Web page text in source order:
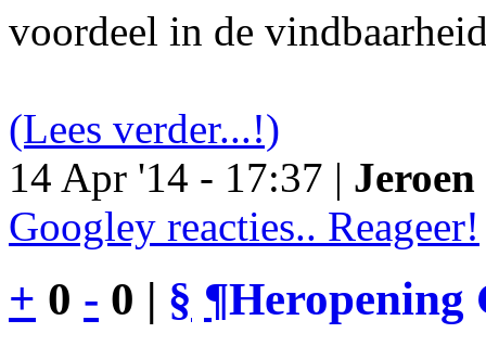
voordeel in de
(Lees verder...!)
14 Apr '14 - 17:37 |
Googley reacties.. Reageer!
+ 0 - 0 | § ¶Heropening